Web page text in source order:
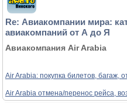
Re: Авиакомпании мира:
авиакомпаний от А до Я
Авиакомпания Air Arabia
Air Arabia: покупка билетов, багаж,
Air Arabia отмена/перенос рейса,